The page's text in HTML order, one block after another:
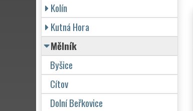
Kolín
Kutná Hora
Mělník
Byšice
Cítov
Dolní Beřkovice